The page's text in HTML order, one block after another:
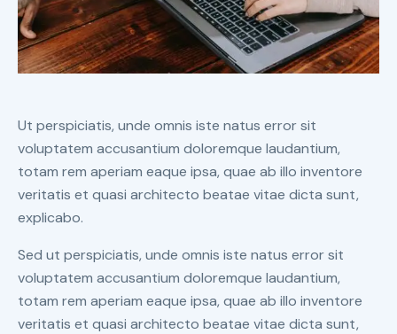
Ut perspiciatis, unde omnis iste natus error sit
voluptatem accusantium doloremque laudantium,
totam rem aperiam eaque ipsa, quae ab illo inventore
veritatis et quasi architecto beatae vitae dicta sunt,
explicabo.
Sed ut perspiciatis, unde omnis iste natus error sit
voluptatem accusantium doloremque laudantium,
totam rem aperiam eaque ipsa, quae ab illo inventore
veritatis et quasi architecto beatae vitae dicta sunt,